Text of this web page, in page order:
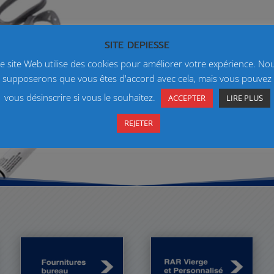
SITE DEPIESSE
site Web utilise des cookies pour améliorer votre expérience.
supposerons que vous êtes d'accord avec cela, mais vous pouvez
vous désinscrire si vous le souhaitez.
ACCEPTER LIRE PLUS
REJETER